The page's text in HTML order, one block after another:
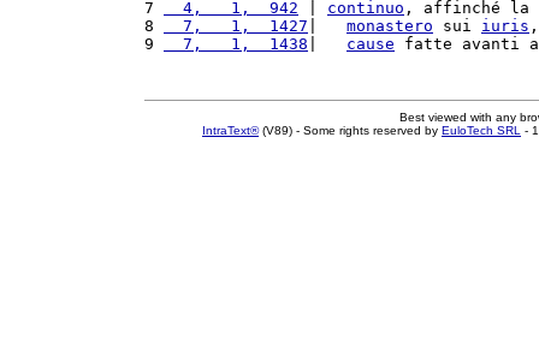
7
  4,   1,  942
continuo , affinché la
8
  7,   1,  1427
monastero sui iuris
9
  7,   1,  1438
cause fatte avanti
Best viewed with any
IntraText®(V89) - Some rights reserved by EuloTech SRL -